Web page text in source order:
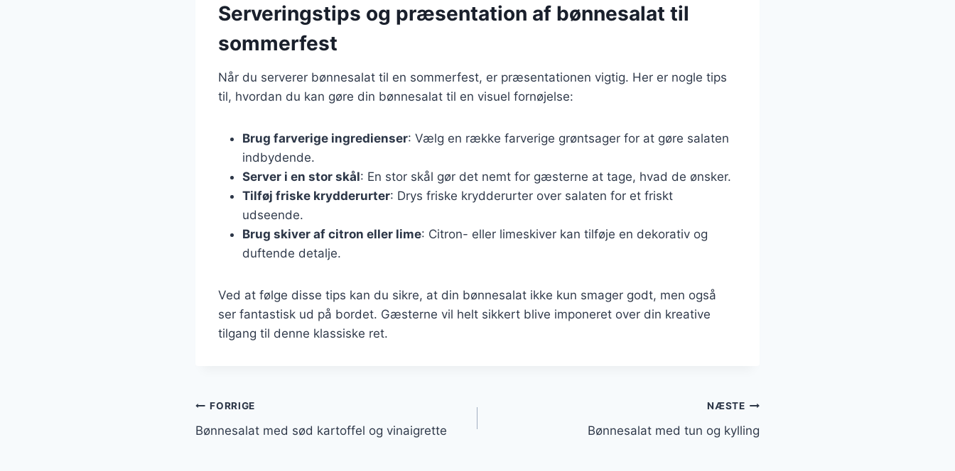
Serveringstips og præsentation af bønnesalat til
sommerfest
Når du serverer bønnesalat til en sommerfest, er præsentationen vigtig. Her er nogle tips
til, hvordan du kan gøre din bønnesalat til en visuel fornøjelse:
Brug farverige ingredienser: Vælg en række farverige grøntsager for at gøre salaten
indbydende.
Server i en stor skål: En stor skål gør det nemt for gæsterne at tage, hvad de ønsker.
Tilføj friske krydderurter: Drys friske krydderurter over salaten for et friskt
udseende.
Brug skiver af citron eller lime: Citron- eller limeskiver kan tilføje en dekorativ og
duftende detalje.
Ved at følge disse tips kan du sikre, at din bønnesalat ikke kun smager godt, men også
ser fantastisk ud på bordet. Gæsterne vil helt sikkert blive imponeret over din kreative
tilgang til denne klassiske ret.
Indlægsnavigation
FORRIGE
Bønnesalat med sød kartoffel og vinaigrette
NÆSTE
Bønnesalat med tun og kylling